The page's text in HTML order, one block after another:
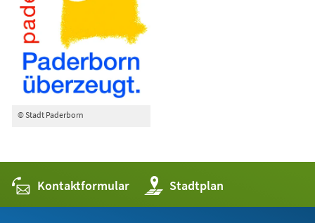
© Stadt Paderborn
Kontaktformular Stadtplan
(Öffnet
in
einem